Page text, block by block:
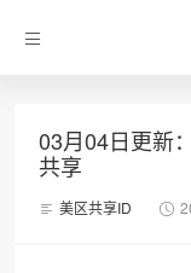
03月04日更新
共享
美区共享ID